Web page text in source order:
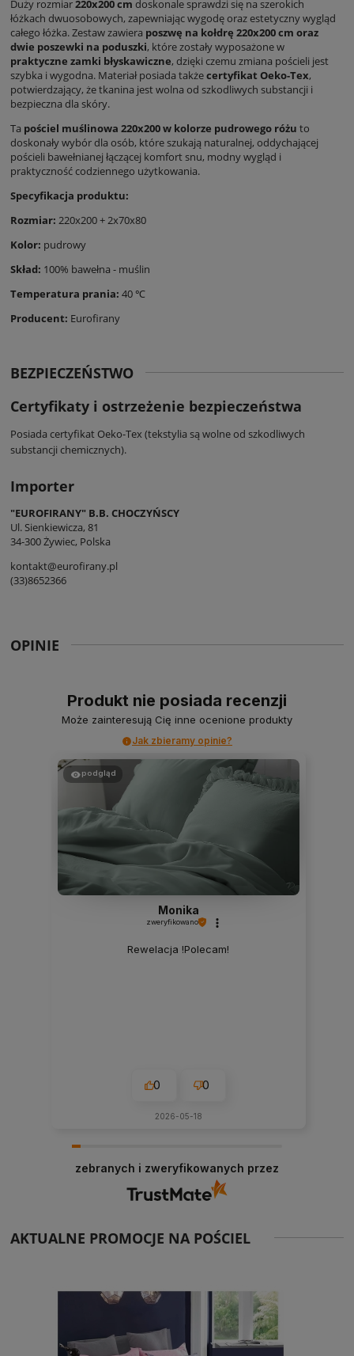
Duży rozmiar220x200 cm doskonale sprawdzi się na szerokich
łóżkach dwuosobowych, zapewniając wygodę oraz estetyczny wygląd
całego łóżka. Zestaw zawiera poszwę na kołdrę 220x200 cm oraz
dwie poszewki na poduszki, które zostały wyposażone w
praktyczne zamki błyskawiczne, dzięki czemu zmiana pościeli jest
szybka i wygodna. Materiał posiada takżecertyfikat Oeko-Tex,
potwierdzający, że tkanina jest wolna od szkodliwych substancji i
bezpieczna dla skóry.
Ta pościel muślinowa 220x200 w kolorze pudrowego różu to
doskonały wybór dla osób, które szukają naturalnej, oddychającej
pościeli bawełnianej łączącej komfort snu, modny wygląd i
praktyczność codziennego użytkowania.
Specyfikacja produktu:
Rozmiar: 220x200 + 2x70x80
Kolor: pudrowy
Skład: 100% bawełna - muślin
Temperatura prania: 40 ℃
Producent: Eurofirany
BEZPIECZEŃSTWO
Certyfikaty i ostrzeżenie bezpieczeństwa
Posiada certyfikat Oeko-Tex (tekstylia są wolne od szkodliwych
substancji chemicznych).
Importer
"EUROFIRANY" B.B. CHOCZYŃSCY
Ul. Sienkiewicza, 81
34-300 Żywiec, Polska
kontakt@eurofirany.pl
(33)8652366
OPINIE
Produkt nie posiada recenzji
Może zainteresują Cię inne ocenione produkty
Jak zbieramy opinie?
podgląd
Monika
zweryfikowano
Rewelacja !Polecam!
0 0
2026-05-18
zebranych i zweryfikowanych przez
AKTUALNE PROMOCJE NA POŚCIEL